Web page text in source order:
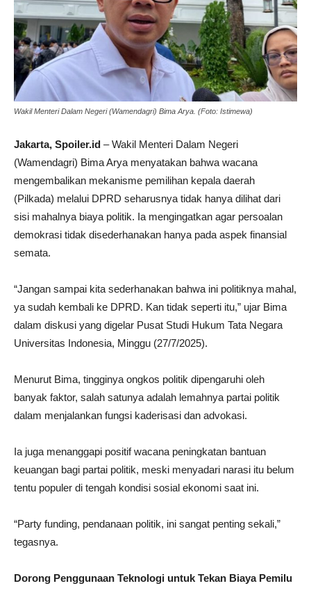
Wakil Menteri Dalam Negeri (Wamendagri) Bima Arya. (Foto: Istimewa)
Jakarta, Spoiler.id – Wakil Menteri Dalam Negeri
(Wamendagri) Bima Arya menyatakan bahwa wacana
mengembalikan mekanisme pemilihan kepala daerah
(Pilkada) melalui DPRD seharusnya tidak hanya dilihat dari
sisi mahalnya biaya politik. Ia mengingatkan agar persoalan
demokrasi tidak disederhanakan hanya pada aspek finansial
semata.
“Jangan sampai kita sederhanakan bahwa ini politiknya mahal,
ya sudah kembali ke DPRD. Kan tidak seperti itu,” ujar Bima
dalam diskusi yang digelar Pusat Studi Hukum Tata Negara
Universitas Indonesia, Minggu (27/7/2025).
Menurut Bima, tingginya ongkos politik dipengaruhi oleh
banyak faktor, salah satunya adalah lemahnya partai politik
dalam menjalankan fungsi kaderisasi dan advokasi.
Ia juga menanggapi positif wacana peningkatan bantuan
keuangan bagi partai politik, meski menyadari narasi itu belum
tentu populer di tengah kondisi sosial ekonomi saat ini.
“Party funding, pendanaan politik, ini sangat penting sekali,”
tegasnya.
Dorong Penggunaan Teknologi untuk Tekan Biaya Pemilu